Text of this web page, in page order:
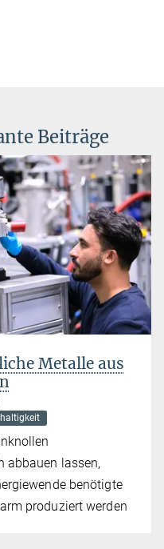
Beiträge
Metalle aus
abbauen lassen,
benötigte
produziert werden